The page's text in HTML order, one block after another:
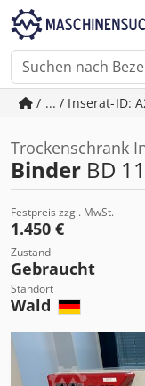
/ ... / Inserat-ID:
Trockenschrank
Binder BD
Festpreis zzgl. MwSt.
1.450 €
Zustand
Gebraucht
Standort
Wald